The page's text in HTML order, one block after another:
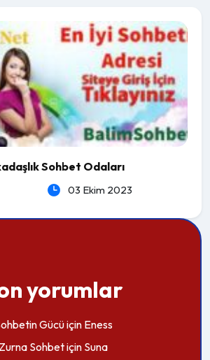
Sohbet Odaları
03 Ekim 2023
yorumlar
Gücüiçin Eness
Zurna Sohbetiçin Suna